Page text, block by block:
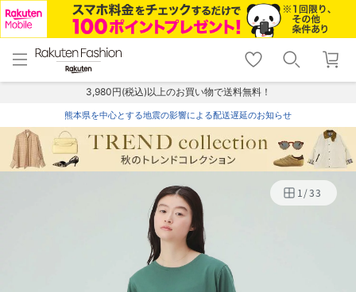
menu home
トップ
shopping_cart lock_outline
ログイン
3,980円(税込)以上のお買い物で送料無料！
熊本県を中心とする地震の影響による配送遅延のお知らせ
1/33